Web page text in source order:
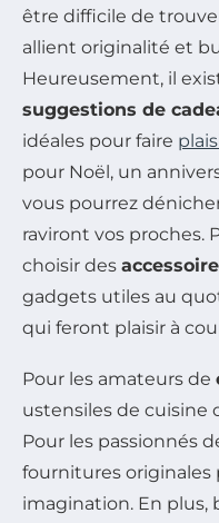
être difficile de
allient originalité et
Heureusement, il
suggestions de
idéales pour faire
pour Noël, un
vous pourrez
raviront vos proches.
choisir des
gadgets utiles au
qui feront plaisir à
Pour les amateurs de
ustensiles de cuisine
Pour les passionnés
fournitures
imagination. En plus,